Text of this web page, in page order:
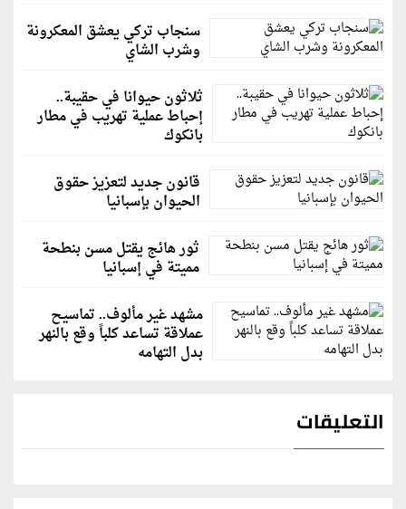
سنجاب تركي يعشق المعكرونة
وشرب الشاي
ثلاثون حيوانا في حقيبة..
إحباط عملية تهريب في مطار
بانكوك
قانون جديد لتعزيز حقوق
الحيوان بإسبانيا
ثور هائج يقتل مسن بنطحة
مميتة في إسبانيا
مشهد غير مألوف.. تماسيح
عملاقة تساعد كلباً وقع بالنهر
بدل التهامه
التعليقات